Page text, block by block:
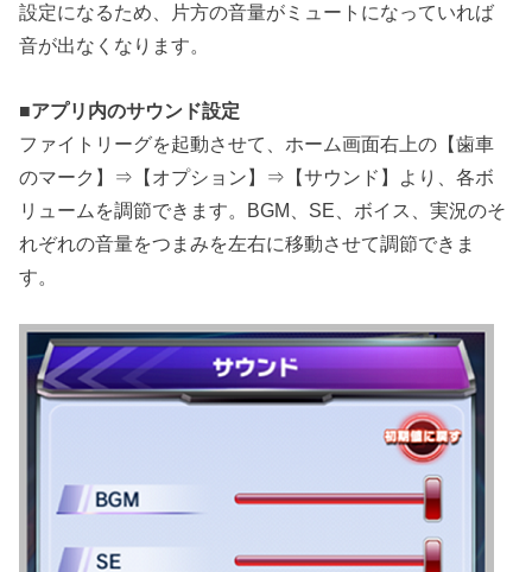
設定になるため、片方の音量がミュートになっていれば
音が出なくなります。
■アプリ内のサウンド設定
ファイトリーグを起動させて、ホーム画面右上の【歯車
のマーク】⇒【オプション】⇒【サウンド】より、各ボ
リュームを調節できます。BGM、SE、ボイス、実況のそ
れぞれの音量をつまみを左右に移動させて調節できま
す。